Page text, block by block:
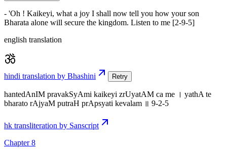
- 'Oh ! Kaikeyi, what a joy I shall now tell you how your son
Bharata alone will secure the kingdom. Listen to me [2-9-5]
english translation
hindi translation by Bhashini Retry
hantedAnIM pravakSyAmi kaikeyi zrUyatAM ca me । yathA te
bharato rAjyaM putraH prApsyati kevalam ॥ 9-2-5
hk transliteration by Sanscript
Chapter 8